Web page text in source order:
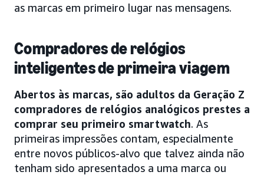
as marcas em primeiro lugar nas mensagens.
Compradores de relógios
inteligentes de primeira viagem
Abertos às marcas, são adultos da Geração Z
compradores de relógios analógicos prestes a
comprar seu primeiro smartwatch. As
primeiras impressões contam, especialmente
entre novos públicos-alvo que talvez ainda não
tenham sido apresentados a uma marca ou